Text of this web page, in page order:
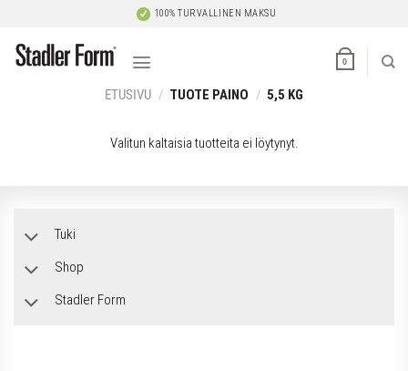
content
100% TURVALLINEN MAKSU
0
ETUSIVU / TUOTE PAINO / 5,5 KG
Valitun kaltaisia tuotteita ei löytynyt.
Tuki
Shop
Stadler Form